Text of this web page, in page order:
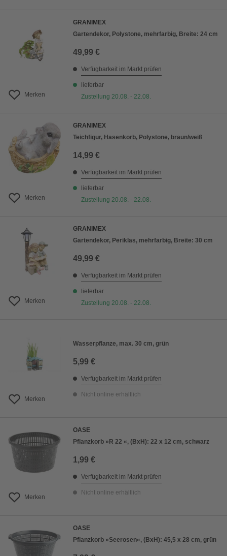
Merken
GRANIMEX
Gartendekor, Polystone, mehrfarbig, Breite: 24 cm
49,99 €
Verfügbarkeit im Markt prüfen
lieferbar
Zustellung 20.08. - 22.08.
Merken
GRANIMEX
Teichfigur, Hasenkorb, Polystone, braun/weiß
14,99 €
Verfügbarkeit im Markt prüfen
lieferbar
Zustellung 20.08. - 22.08.
Merken
GRANIMEX
Gartendekor, Periklas, mehrfarbig, Breite: 30 cm
49,99 €
Verfügbarkeit im Markt prüfen
lieferbar
Zustellung 20.08. - 22.08.
Merken
Wasserpflanze, max. 30 cm, grün
5,99 €
Verfügbarkeit im Markt prüfen
Nicht online erhältlich
Merken
OASE
Pflanzkorb »R 22 «, (BxH): 22 x 12 cm, schwarz
1,99 €
Verfügbarkeit im Markt prüfen
Nicht online erhältlich
OASE
Pflanzkorb »Seerosen«, (BxH): 45,5 x 28 cm, grün